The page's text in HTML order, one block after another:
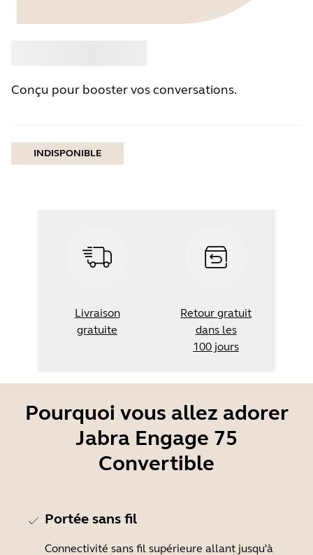
Conçu pour booster vos conversations.
INDISPONIBLE
Livraison
gratuite
Retour gratuit
dans les
100 jours
Pourquoi vous allez adorer
Jabra Engage 75
Convertible
Portée sans fil
Connectivité sans fil supérieure allant jusqu'à